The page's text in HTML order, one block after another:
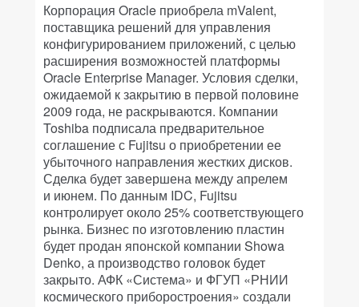
Корпорация Oracle приобрела mValent,
поставщика решений для управления
конфигурированием приложений, с целью
расширения возможностей платформы
Oracle Enterprise Manager. Условия сделки,
ожидаемой к закрытию в первой половине
2009 года, не раскрываются. Компании
Toshiba подписала предварительное
соглашение с Fujitsu о приобретении ее
убыточного направления жестких дисков.
Сделка будет завершена между апрелем
и июнем. По данным IDC, Fujitsu
контролирует около 25% соответствующего
рынка. Бизнес по изготовлению пластин
будет продан японской компании Showa
Denko, а производство головок будет
закрыто. АФК «Система» и ФГУП «РНИИ
космического приборостроения» создали